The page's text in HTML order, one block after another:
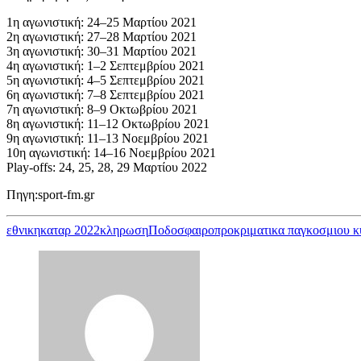
1η αγωνιστική: 24–25 Mαρτίου 2021
2η αγωνιστική: 27–28 Μαρτίου 2021
3η αγωνιστική: 30–31 Μαρτίου 2021
4η αγωνιστική: 1–2 Σεπτεμβρίου 2021
5η αγωνιστική: 4–5 Σεπτεμβρίου 2021
6η αγωνιστική: 7–8 Σεπτεμβρίου 2021
7η αγωνιστική: 8–9 Οκτωβρίου 2021
8η αγωνιστική: 11–12 Οκτωβρίου 2021
9η αγωνιστική: 11–13 Νοεμβρίου 2021
10η αγωνιστική: 14–16 Νοεμβρίου 2021
Play-offs: 24, 25, 28, 29 Μαρτίου 2022
Πηγη:sport-fm.gr
εθνικηκαταρ 2022κληρωσηΠοδοσφαιροπροκριματικα παγκοσμιου